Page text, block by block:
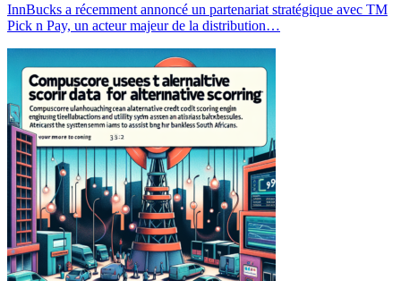
InnBucks a récemment annoncé un partenariat stratégique avec TM
Pick n Pay, un acteur majeur de la distribution…